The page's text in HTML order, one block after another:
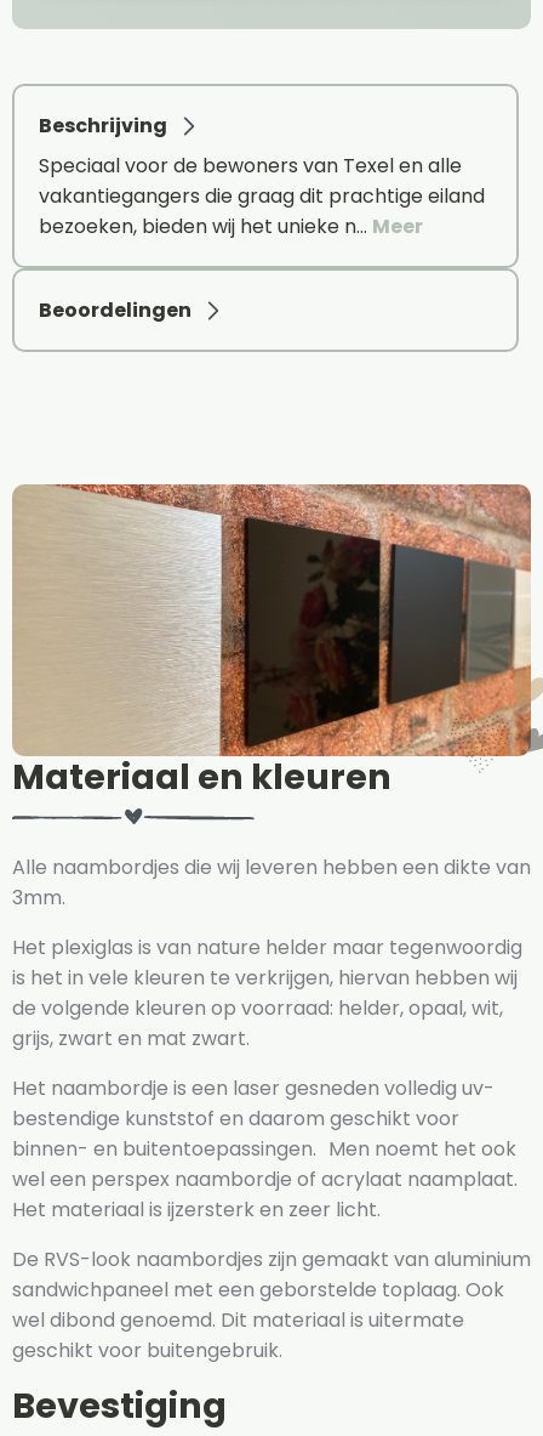
Beschrijving
Speciaal voor de bewoners van Texel en alle
vakantiegangers die graag dit prachtige eiland
bezoeken, bieden wij het unieke n… Meer
Beoordelingen
Materiaal en kleuren
Alle naambordjes die wij leveren hebben een dikte van
3mm.
Het plexiglas is van nature helder maar tegenwoordig
is het in vele kleuren te verkrijgen, hiervan hebben wij
de volgende kleuren op voorraad: helder, opaal, wit,
grijs, zwart en mat zwart.
Het naambordje is een laser gesneden volledig uv-
bestendige kunststof en daarom geschikt voor
binnen- en buitentoepassingen. Men noemt het ook
wel een perspex naambordje of acrylaat naamplaat.
Het materiaal is ijzersterk en zeer licht.
De RVS-look naambordjes zijn gemaakt van aluminium
sandwichpaneel met een geborstelde toplaag. Ook
wel dibond genoemd. Dit materiaal is uitermate
geschikt voor buitengebruik.
Bevestiging